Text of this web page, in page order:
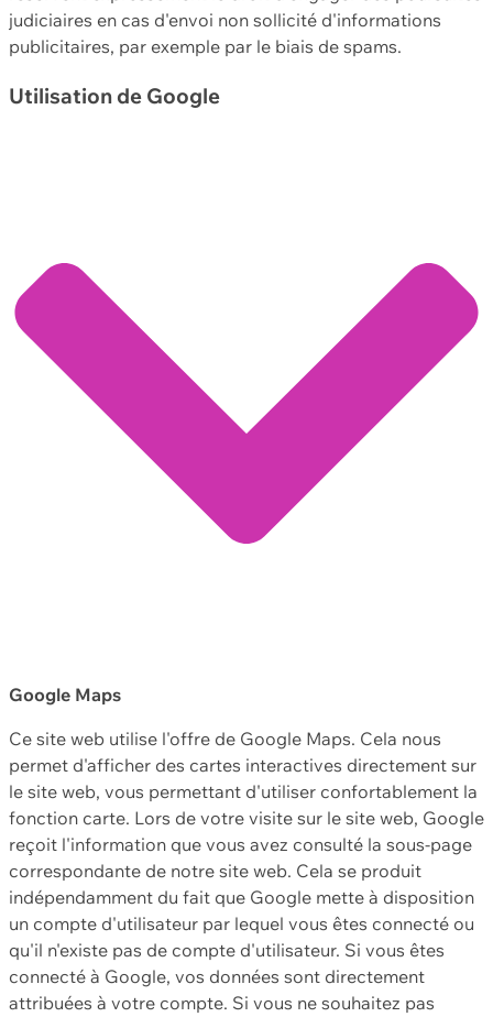
judiciaires en cas d'envoi non sollicité d'informations
publicitaires, par exemple par le biais de spams.
Utilisation de Google
Google Maps
Ce site web utilise l'offre de Google Maps. Cela nous
permet d'afficher des cartes interactives directement sur
le site web, vous permettant d'utiliser confortablement la
fonction carte. Lors de votre visite sur le site web, Google
reçoit l'information que vous avez consulté la sous-page
correspondante de notre site web. Cela se produit
indépendamment du fait que Google mette à disposition
un compte d'utilisateur par lequel vous êtes connecté ou
qu'il n'existe pas de compte d'utilisateur. Si vous êtes
connecté à Google, vos données sont directement
attribuées à votre compte. Si vous ne souhaitez pas